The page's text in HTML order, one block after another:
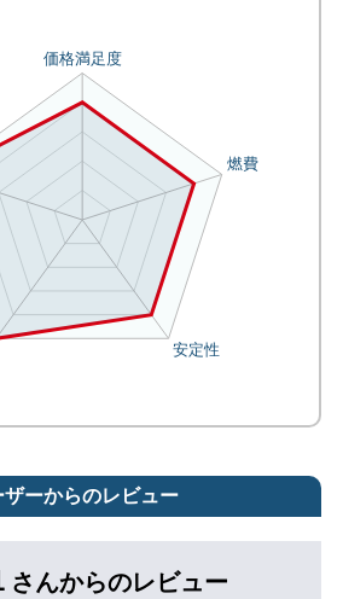
ザーからのレビュー
さんからのレビュー